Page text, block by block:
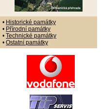
• Historické památky
• Přírodní památky
• Technické památky
• Ostatní památky